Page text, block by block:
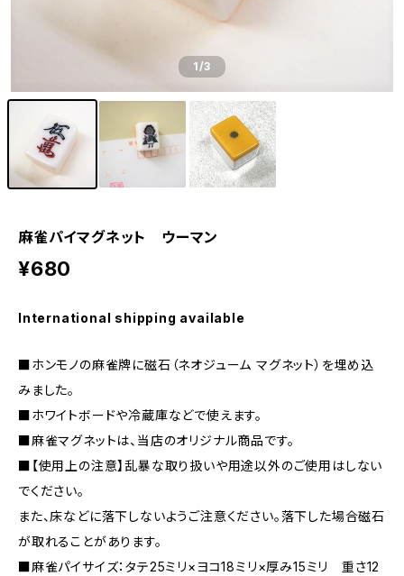
1/3
麻雀パイマグネット ウーマン
¥680
International shipping available
■ホンモノの麻雀牌に磁石（ネオジューム マグネット）を埋め込
みました。
■ホワイトボードや冷蔵庫などで使えます。
■麻雀マグネットは、当店のオリジナル商品です。
■【使用上の注意】乱暴な取り扱いや用途以外のご使用はしない
でください。
また、床などに落下しないようご注意ください。落下した場合磁石
が取れることがあります。
■麻雀パイサイズ：タテ25ミリ×ヨコ18ミリ×厚み15ミリ 重さ12